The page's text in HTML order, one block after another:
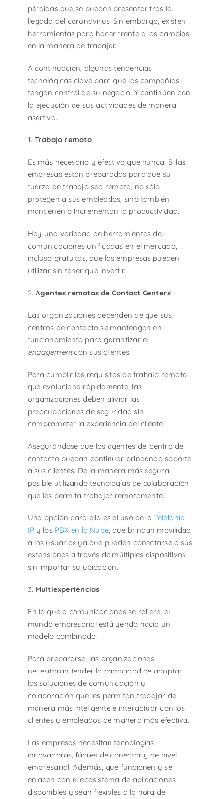
pérdidas que se pueden presentar tras la
llegada del coronavirus. Sin embargo, existen
herramientas para hacer frente a los cambios
en la manera de trabajar.
A continuación, algunas tendencias
tecnológicas clave para que las compañías
tengan control de su negocio. Y continúen con
la ejecución de sus actividades de manera
asertiva.
1. Trabajo remoto
Es más necesario y efectivo que nunca. Si las
empresas están preparadas para que su
fuerza de trabajo sea remota, no sólo
protegen a sus empleados, sino también
mantienen o incrementan la productividad.
Hay una variedad de herramientas de
comunicaciones unificadas en el mercado,
incluso gratuitas, que las empresas pueden
utilizar sin tener que invertir.
2. Agentes remotos de Contact Centers
Las organizaciones dependen de que sus
centros de contacto se mantengan en
funcionamiento para garantizar el
engagementcon sus clientes.
Para cumplir los requisitos de trabajo remoto
que evoluciona rápidamente, las
organizaciones deben aliviar las
preocupaciones de seguridad sin
comprometer la experiencia del cliente.
Asegurándose que los agentes del centro de
contacto puedan continuar brindando soporte
a sus clientes. De la manera más segura
posible utilizando tecnologías de colaboración
que les permita trabajar remotamente.
Una opción para ello es el uso de laTelefonía
IP y los PBX en la Nube, que brindan movilidad
a los usuarios ya que pueden conectarse a sus
extensiones a través de múltiples dispositivos
sin importar su ubicación.
3. Multiexperiencias
En lo que a comunicaciones se refiere, el
mundo empresarial está yendo hacia un
modelo combinado.
Para prepararse, las organizaciones
necesitaran tender la capacidad de adoptar
las soluciones de comunicación y
colaboración que les permitan trabajar de
manera más inteligente e interactuar con los
clientes y empleados de manera más efectiva.
Las empresas necesitan tecnologías
innovadoras, fáciles de conectar y de nivel
empresarial. Además, que funcionen y se
enlacen con el ecosistema de aplicaciones
disponibles y sean flexibles a la hora de